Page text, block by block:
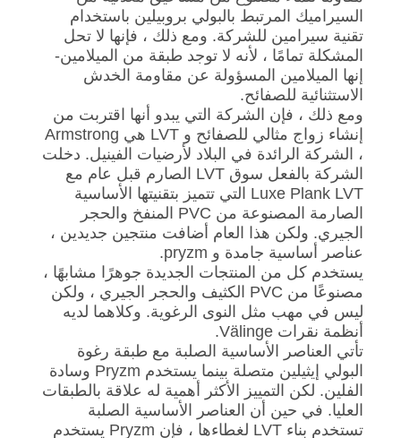
السيراميك المرتبط بالبولي بروبيلين باستخدام
تقنية سيرامين للشركة. ومع ذلك ، فإنها لا تحل
المشكلة تمامًا ، لأنه لا توجد طبقة من الميلامين-
إنها الميلامين المسؤولة عن مقاومة الخدش
الاستثنائية للصفائح.
ومع ذلك ، فإن الشركة التي يبدو أنها اقتربت من
إنشاء زواج مثالي للصفائح و LVT هي Armstrong
، الشركة الرائدة في البلاد لأرضيات الفينيل. دخلت
الشركة بالفعل سوق LVT الصارم قبل عام مع
Luxe Plank LVT التي تتميز بتقنيتها الأساسية
الصارمة المصنوعة من PVC المنفخ والحجر
الجيري. ولكن هذا العام أضافت منتجين جديدين ،
عناصر أساسية جامدة و pryzm.
يستخدم كل من المنتجات الجديدة جوهرًا مشابهًا ،
مصنوعًا من PVC الكثيف والحجر الجيري ، ولكن
ليس في مهب مثل النوى الرغوية. وكلاهما لديه
أنظمة نقرات Välinge.
تأتي العناصر الأساسية الصلبة مع طبقة رغوة
البولي إيثيلين متصلة بينما يستخدم Pryzm وسادة
الفلين. لكن التمييز الأكثر أهمية له علاقة بالطبقات
العليا. في حين أن العناصر الأساسية الصلبة
تستخدم بناء LVT لغطاءها ، فإن Pryzm يستخدم